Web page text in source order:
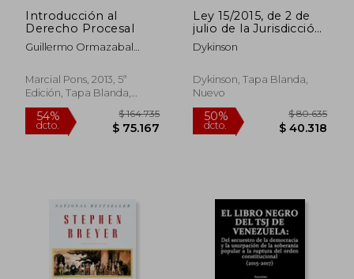
Introducción al
Derecho Procesal
Guillermo Ormazabal
Marcial Pons, 2013, 5ª
Edición, Tapa Blanda,
Nuevo
Ley 15/2015, de 2 de
julio de la Jurisdicción
Voluntaria
Dykinson
Dykinson, Tapa Blanda,
Nuevo